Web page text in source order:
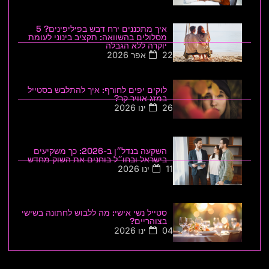
איך מתכננים ירח דבש בפיליפינים? 5
מסלולים בהשוואה: תקציב בינוני לעומת
יוקרה ללא הגבלה
22 אפר 2026
לוקים יפים לחורף: איך להתלבש בסטייל
במזג אוויר קר?
26 ינו 2026
השקעה בנדל״ן ב-2026: כך משקיעים
בישראל ובחו״ל בוחנים את השוק מחדש
11 ינו 2026
סטייל נשי אישי: מה ללבוש לחתונה בשישי
בצוהריים?
04 ינו 2026